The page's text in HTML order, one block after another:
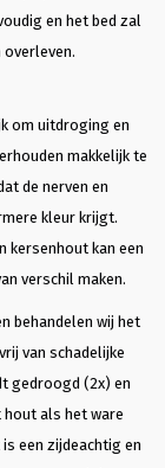
en het bed zal
om uitdroging en
makkelijk te
de nerven en
kleur krijgt.
kersenhout kan een
verschil maken.
behandelen wij het
van schadelijke
gedroogd (2x) en
als het ware
een zijdeachtig en